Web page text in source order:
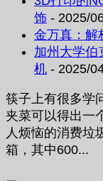
饰 - 2025/
金万真：解
加州大学伯
机 - 2025/
筷子上有很多学
夹菜可以得出一
人烦恼的消费垃
箱，其中600...